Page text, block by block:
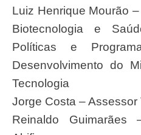
Luiz Henrique Mourão
Biotecnologia e
Políticas e
Desenvolvimento do
Tecnologia
Jorge Costa –
Reinaldo Guimarães